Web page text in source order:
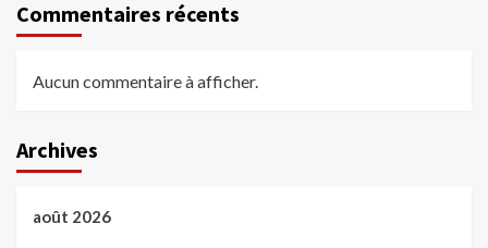
Commentaires récents
Aucun commentaire à afficher.
Archives
août 2026